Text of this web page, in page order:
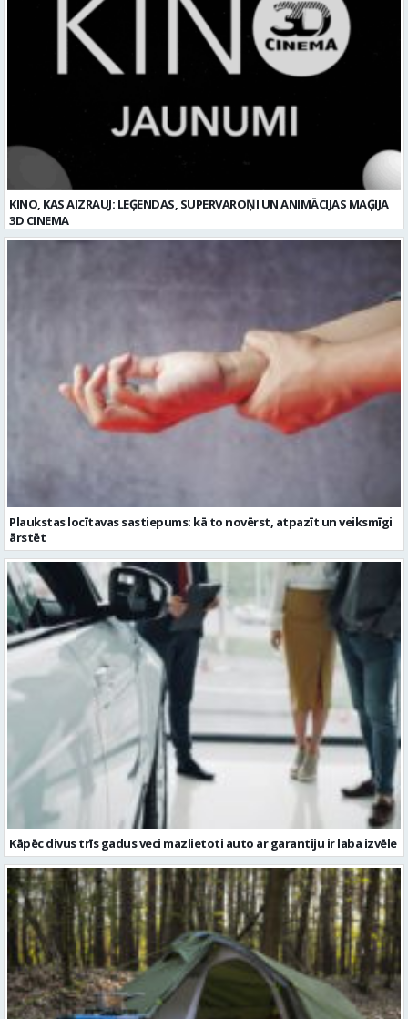
KINO, KAS AIZRAUJ: LEĢENDAS, SUPERVAROŅI UN ANIMĀCIJAS MAĢIJA
3D CINEMA
Plaukstas locītavas sastiepums: kā to novērst, atpazīt un veiksmīgi
ārstēt
Kāpēc divus trīs gadus veci mazlietoti auto ar garantiju ir laba izvēle